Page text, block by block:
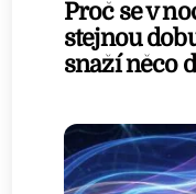
Proč se v
stejnou
snaží něco